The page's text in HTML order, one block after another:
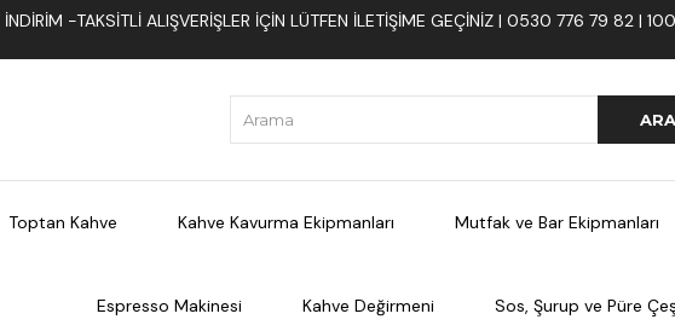
-TAKSITLI ALIŞVERIŞLER İÇIN LÜTFEN ILETIŞIME GEÇINIZ | 0530 776 79 82 |
Toptan Kahve Kahve Kavurma Ekipmanları Mutfak ve Bar Ekipmanları
Espresso Makinesi Kahve Değirmeni Sos, Şurup ve Püre